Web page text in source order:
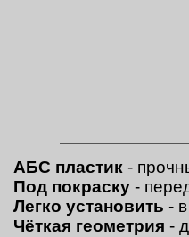
АБС пластик -
Под покраску -
Легко установить -
Чёткая геометрия -